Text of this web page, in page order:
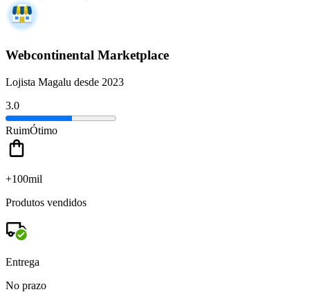
Webcontinental Marketplace
Lojista Magalu desde 2023
3.0
RuimÓtimo
+100mil
Produtos vendidos
Entrega
No prazo